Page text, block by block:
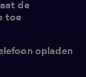
de
toe
opladen